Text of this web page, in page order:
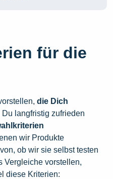
für die
die Dich
langfristig zufrieden
wir Produkte
ob wir sie selbst testen
Vergleiche vorstellen,
diese Kriterien: